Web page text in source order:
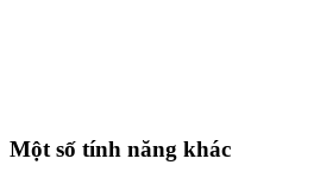
Một số tính năng khác